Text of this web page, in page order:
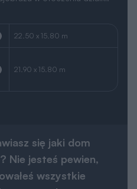
22.50 x 15.80 m
21.90 x 15.80 m
się jaki dom
Nie jesteś pewien,
wszystkie